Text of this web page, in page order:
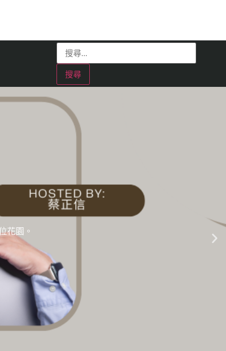
界
位花園。
式AI教學 |